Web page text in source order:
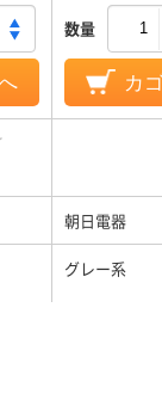
数量
カ
朝日電器
グレー系